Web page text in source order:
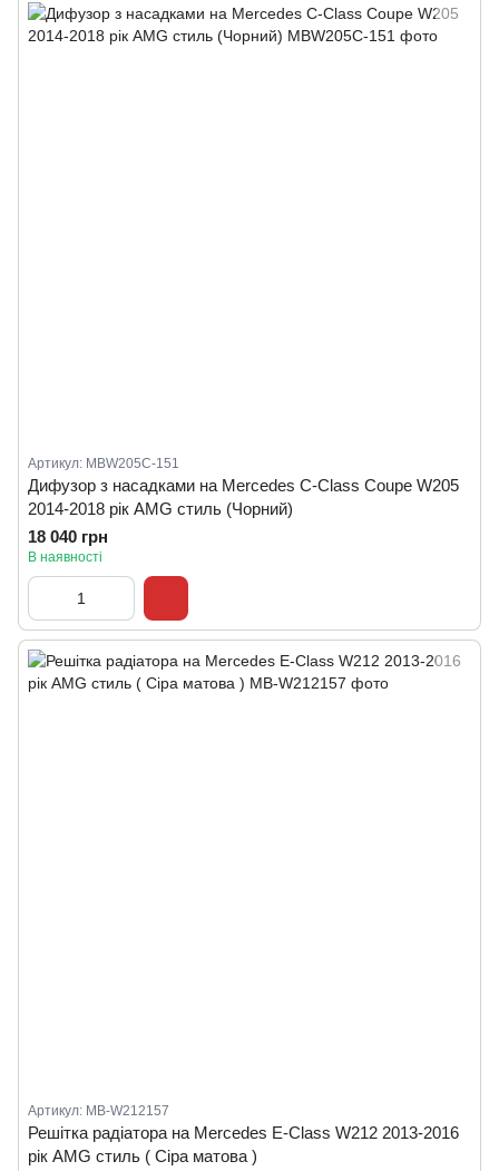
Артикул: MBW205C-151
Дифузор з насадками на Mercedes C-Class Coupe W205
2014-2018 рік AMG стиль (Чорний)
18 040 грн
В наявності
Артикул: MB-W212157
Решітка радіатора на Mercedes E-Class W212 2013-2016
рік AMG стиль ( Сіра матова )